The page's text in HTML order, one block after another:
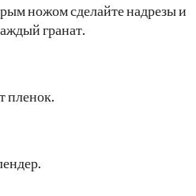
ножом сделайте надрезы и
гранат.
пленок.